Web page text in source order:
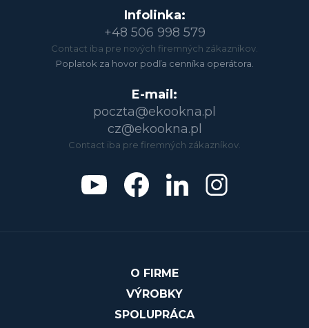
Infolinka:
+48 506 998 579
Contact iba pre nových firemných zákazníkov.
Poplatok za hovor podľa cenníka operátora.
E-mail:
poczta@ekookna.pl
cz@ekookna.pl
Contact iba pre firemných zákazníkov.
O FIRME
VÝROBKY
SPOLUPRÁCA